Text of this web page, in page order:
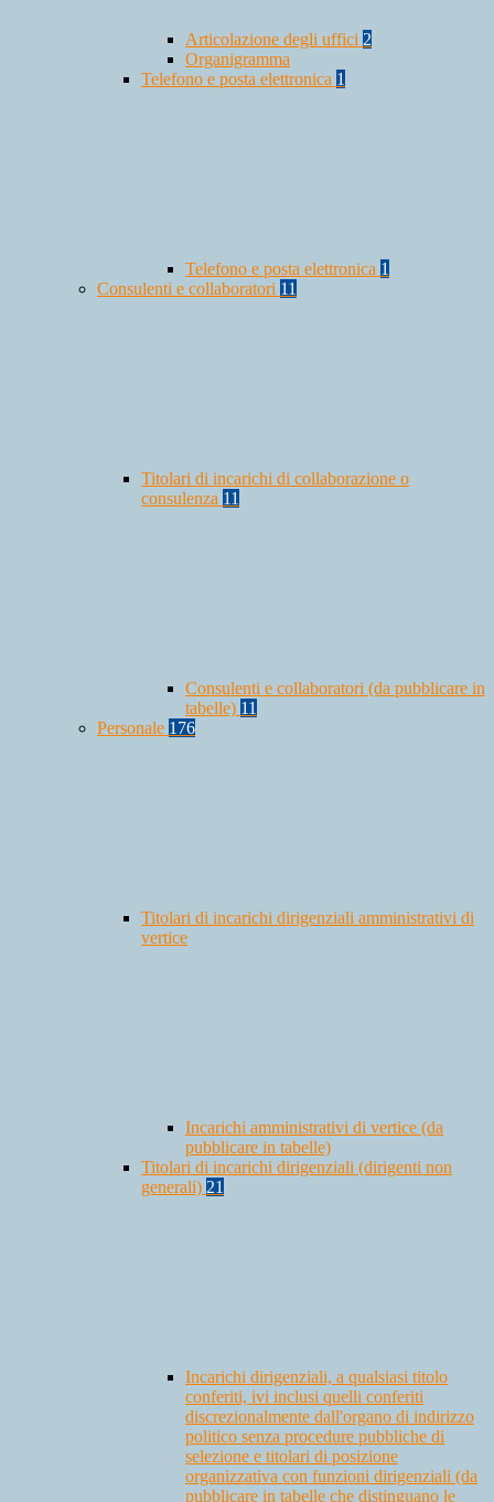
Articolazione degli uffici 2
Organigramma
Telefono e posta elettronica 1
Telefono e posta elettronica 1
Consulenti e collaboratori 11
Titolari di incarichi di collaborazione o
consulenza 11
Consulenti e collaboratori (da pubblicare in
tabelle) 11
Personale 176
Titolari di incarichi dirigenziali amministrativi di
vertice
Incarichi amministrativi di vertice (da
pubblicare in tabelle)
Titolari di incarichi dirigenziali (dirigenti non
generali) 21
Incarichi dirigenziali, a qualsiasi titolo
conferiti, ivi inclusi quelli conferiti
discrezionalmente dall'organo di indirizzo
politico senza procedure pubbliche di
selezione e titolari di posizione
organizzativa con funzioni dirigenziali (da
pubblicare in tabelle che distinguano le